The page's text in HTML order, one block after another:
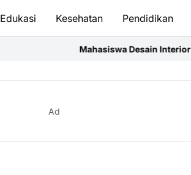
Edukasi Kesehatan Pendidikan
Mahasiswa Desain Interior ISI Surakarta
Ad